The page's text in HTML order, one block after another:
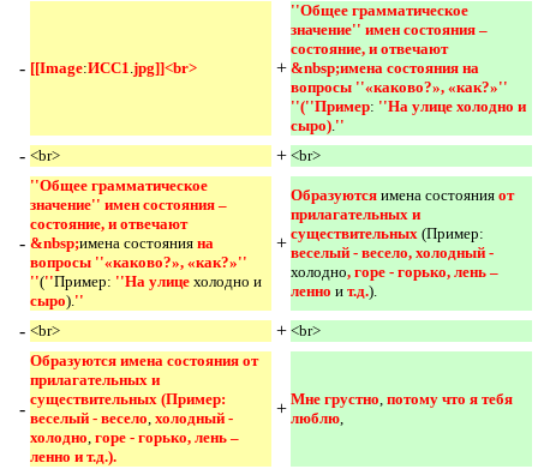
- [[Image:ИСС1.jpg]]<br> +
''Общее грамматическое
значение'' имен состояния –
состояние, и отвечают
&nbsp;имена состояния на
вопросы ''«каково?», «как?»''
''(''Пример: ''На улице холодно и
сыро).''
- <br> + <br>
-
''Общее грамматическое
значение'' имен состояния –
состояние, и отвечают
&nbsp;имена состояния на
вопросы ''«каково?», «как?»''
''(''Пример: ''На улице холодно и
сыро).''
+
Образуются имена состояния от
прилагательных и
существительных (Пример:
холодно, горе - горько, лень –
ленно и т.д.).
- <br> + <br>
-
Образуются имена состояния от
прилагательных и
существительных (Пример:
веселый - весело, холодный -
холодно, горе - горько, лень –
ленно и т.д.).
+ Мне грустно, потому что я тебя
люблю,